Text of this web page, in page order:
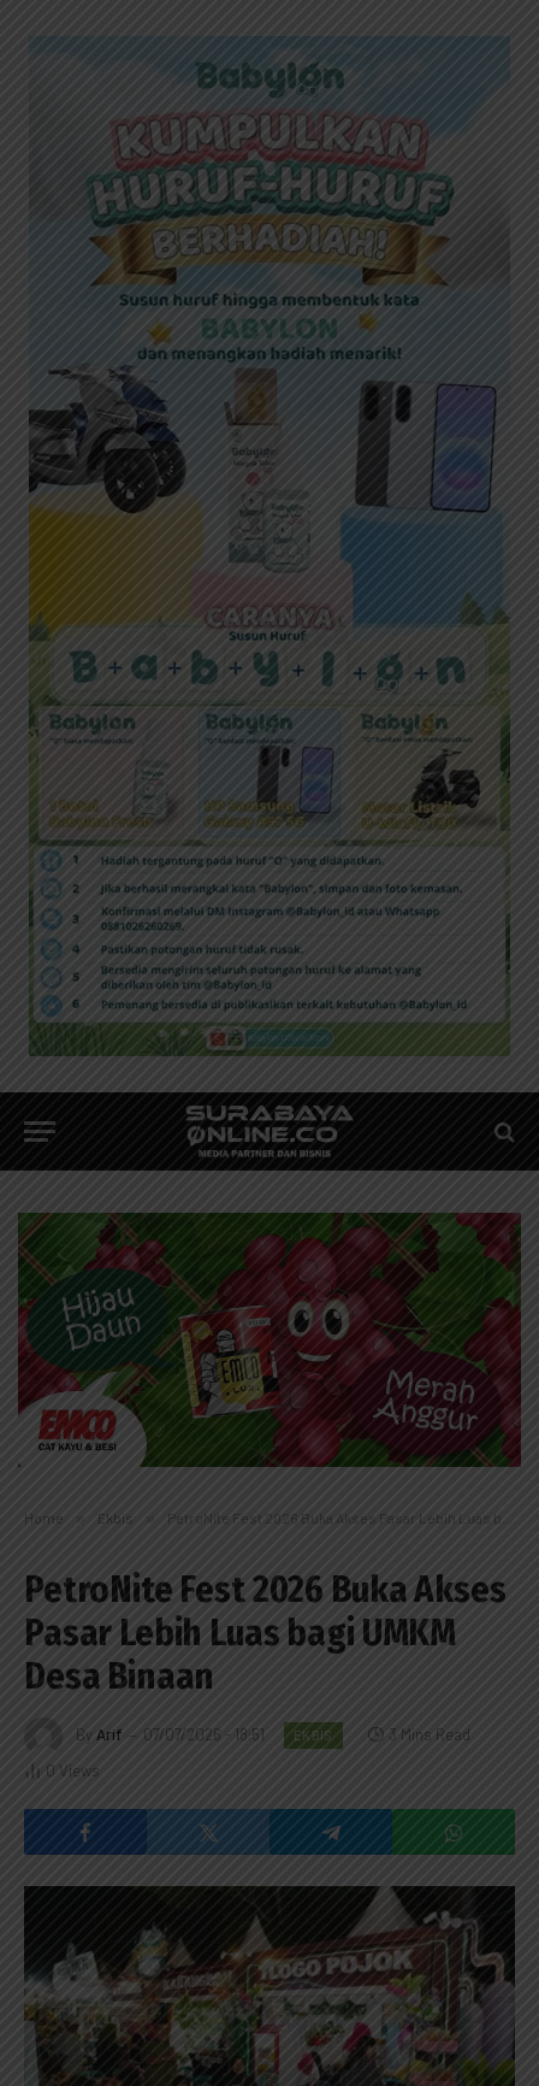
Home » Ekbis » PetroNite Fest 2026 Buka Akses Pasar Lebih Luas bagi UMKM Desa Binaan
PetroNite Fest 2026 Buka Akses
Pasar Lebih Luas bagi UMKM
Desa Binaan
ByArif 07/07/2026 - 18:51 EKBIS
3 Mins Read
0 Views